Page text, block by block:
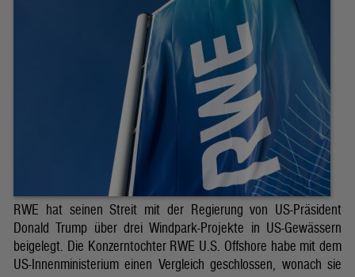
RWE hat seinen Streit mit der Regierung von US-Präsident
Donald Trump über drei Windpark-Projekte in US-Gewässern
beigelegt. Die Konzerntochter RWE U.S. Offshore habe mit dem
US-Innenministerium einen Vergleich geschlossen, wonach sie